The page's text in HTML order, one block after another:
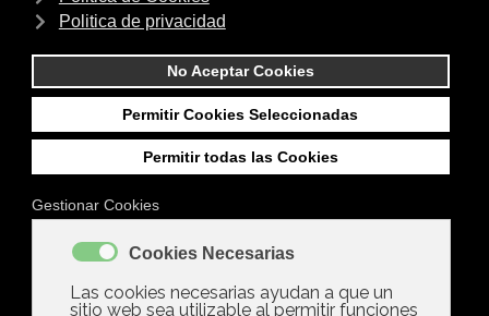
En nuestro BLOG conseguirás siempre información
importante, util e interesante del medio
inmobiliario